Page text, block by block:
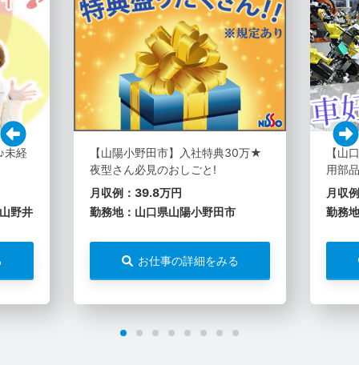
未経
野井
【山陽小野田市】入社特典30万★
夜型さん必見のおしごと!
月収例：39.8万円
勤務地：山口県山陽小野田市
お仕事の詳細をみる
【山
用部
月収
勤務